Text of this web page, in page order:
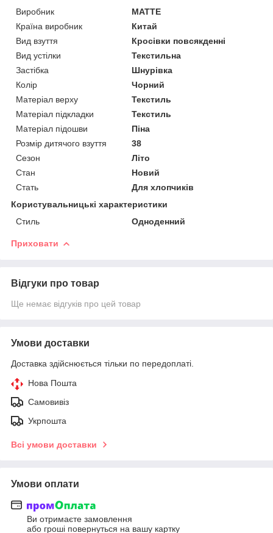
Виробник
MATTE
Країна виробник
Китай
Вид взуття
Кросівки повсякденні
Вид устілки
Текстильна
Застібка
Шнурівка
Колір
Чорний
Матеріал верху
Текстиль
Матеріал підкладки
Текстиль
Матеріал підошви
Піна
Розмір дитячого взуття
38
Сезон
Літо
Стан
Новий
Стать
Для хлопчиків
Користувальницькі характеристики
Стиль
Одноденний
Приховати
Відгуки про товар
Ще немає відгуків про цей товар
Умови доставки
Доставка здійснюється тільки по передоплаті.
Нова Пошта
Самовивіз
Укрпошта
Всі умови доставки
Умови оплати
Ви отримаєте замовлення
або гроші повернуться на вашу картку